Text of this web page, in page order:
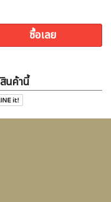
ซื้อเลย
นค้านี้